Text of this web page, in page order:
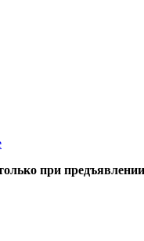
при предъявлении